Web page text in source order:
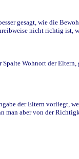
gesagt, wie die
nicht richtig ist,
Wohnort der Eltern,
der Eltern vorliegt,
aber von der